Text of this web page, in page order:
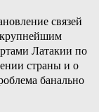
связей
Латакии по
страны и о
банально